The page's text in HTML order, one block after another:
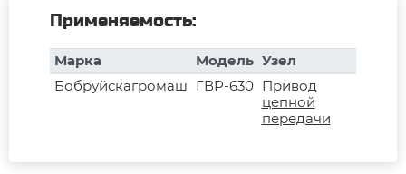
Применяемость:
Марка Модель Узел
Бобруйскагромаш ГВР-630 Привод
цепной
передачи